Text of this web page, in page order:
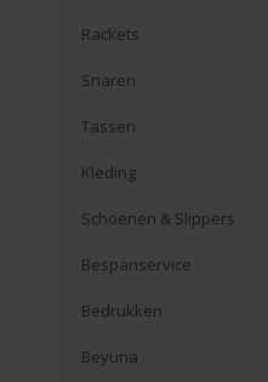
Rackets
Snaren
Tassen
Kleding
Schoenen & Slippers
Bespanservice
Bedrukken
Beyuna